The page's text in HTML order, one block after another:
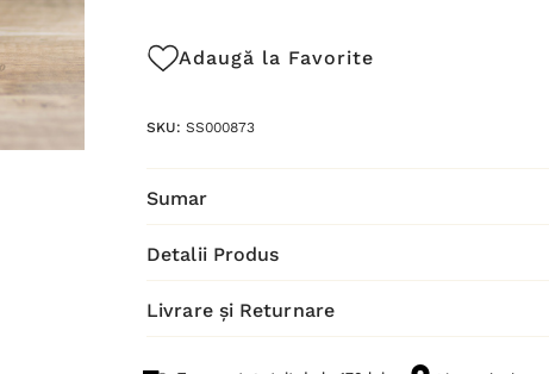
Adaugă la Favorite
SKU: SS000873
Sumar
Detalii Produs
Livrare și Returnare